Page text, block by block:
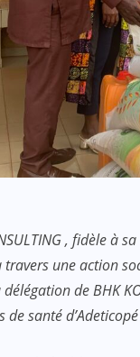
, fidèle à
une action
de BHK
santé